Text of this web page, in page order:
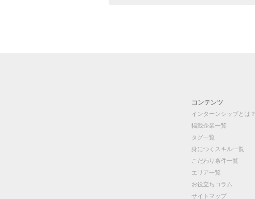
コンテンツ
インターンシップとは？
掲載企業一覧
タグ一覧
身につくスキル一覧
こだわり条件一覧
エリア一覧
お役立ちコラム
サイトマップ